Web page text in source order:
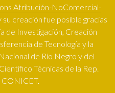
Atribución-NoComercial-
su creación fue posible gracias
de Investigación, Creación
de Tecnología y la
de Río Negro y del
Técnicas de la Rep.